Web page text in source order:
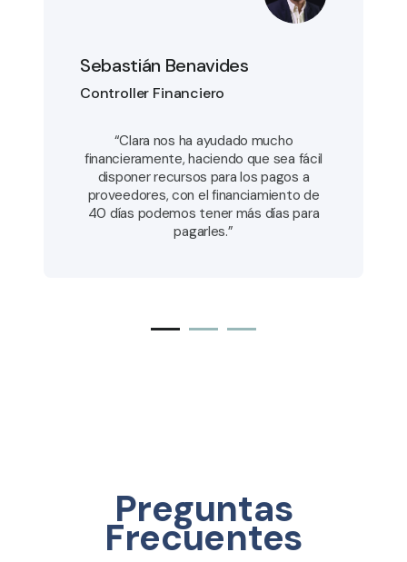
Sebastián Benavides
Controller Financiero
“Clara nos ha ayudado mucho
financieramente, haciendo que sea fácil
disponer recursos para los pagos a
proveedores, con el financiamiento de
40 días podemos tener más días para
pagarles.”
Preguntas
Frecuentes